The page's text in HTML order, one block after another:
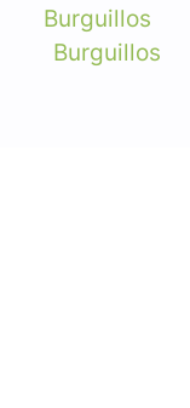
Burguillos
Burguillos